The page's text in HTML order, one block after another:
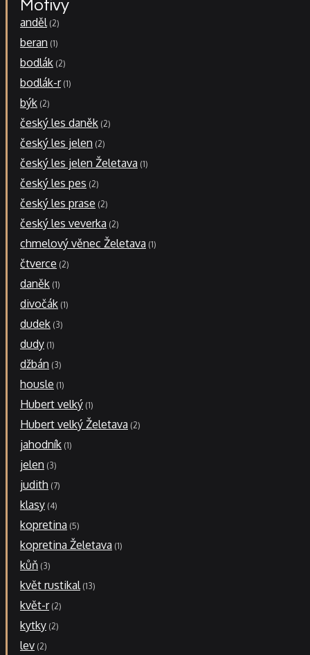
Motivy
anděl 2
beran 1
bodlák 2
bodlák-r 1
býk 2
český les daněk 2
český les jelen 2
český les jelen Želetava 1
český les pes 2
český les prase 2
český les veverka 2
chmelový věnec Želetava 1
čtverce 2
daněk 1
divočák 1
dudek 3
dudy 1
džbán 3
housle 1
Hubert velký 1
Hubert velký Želetava 2
jahodník 1
jelen 3
judith 7
klasy 4
kopretina 5
kopretina Želetava 1
kůň 3
květ rustikal 13
květ-r 2
kytky 2
lev 2